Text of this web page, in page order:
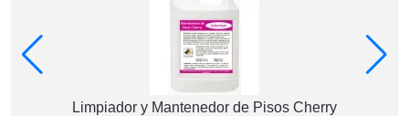
Limpiador y Mantenedor de Pisos Cherry